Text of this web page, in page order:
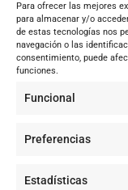
Para ofrecer las mejores
para almacenar y/o
de estas tecnologías nos
navegación o las
consentimiento, puede
funciones.
Funcional
Preferencias
Estadísticas
Andalucía
Internacional
Tecnología
Sociedad